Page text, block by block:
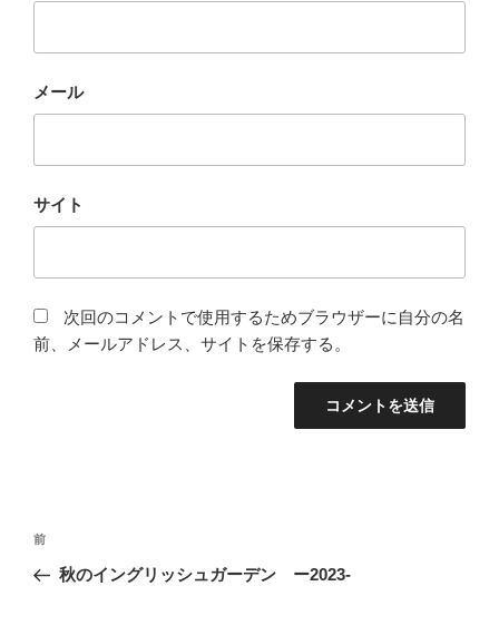
メール
サイト
次回のコメントで使用するためブラウザーに自分の名
前、メールアドレス、サイトを保存する。
投
ナ
前
の
前
秋のイングリッシュガーデン ー2023-